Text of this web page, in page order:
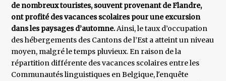
de nombreux touristes, souvent provenant de Flandre,
ont profité des vacances scolaires pour une excursion
dans les paysages d’automne.Ainsi, le taux d’occupation
des hébergements des Cantons de l’Est a atteint un niveau
moyen, malgré le temps pluvieux. En raison de la
répartition différente des vacances scolaires entre les
Communautés linguistiques en Belgique, l'enquête